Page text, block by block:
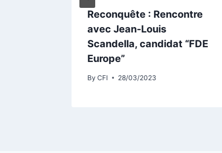
Reconquête : Rencontre
avec Jean-Louis
Scandella, candidat “FDE
Europe”
By CFI 28/03/2023